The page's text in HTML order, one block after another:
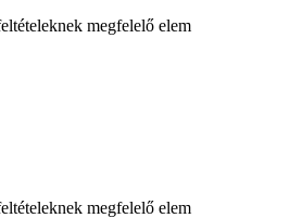
megfelelő elem
megfelelő elem